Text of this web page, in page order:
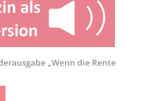
„Wenn die Rente